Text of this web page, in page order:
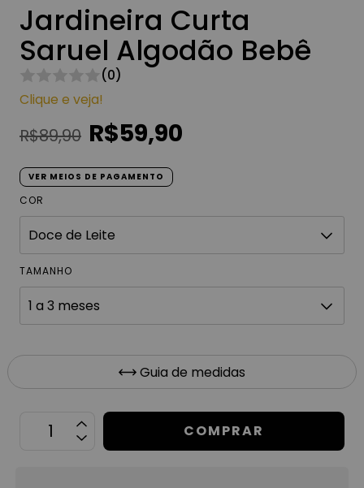
Jardineira Curta
Saruel Algodão Bebê
(0)
Clique e veja!
R$89,90 R$59,90
VER MEIOS DE PAGAMENTO
COR
TAMANHO
Guia de medidas